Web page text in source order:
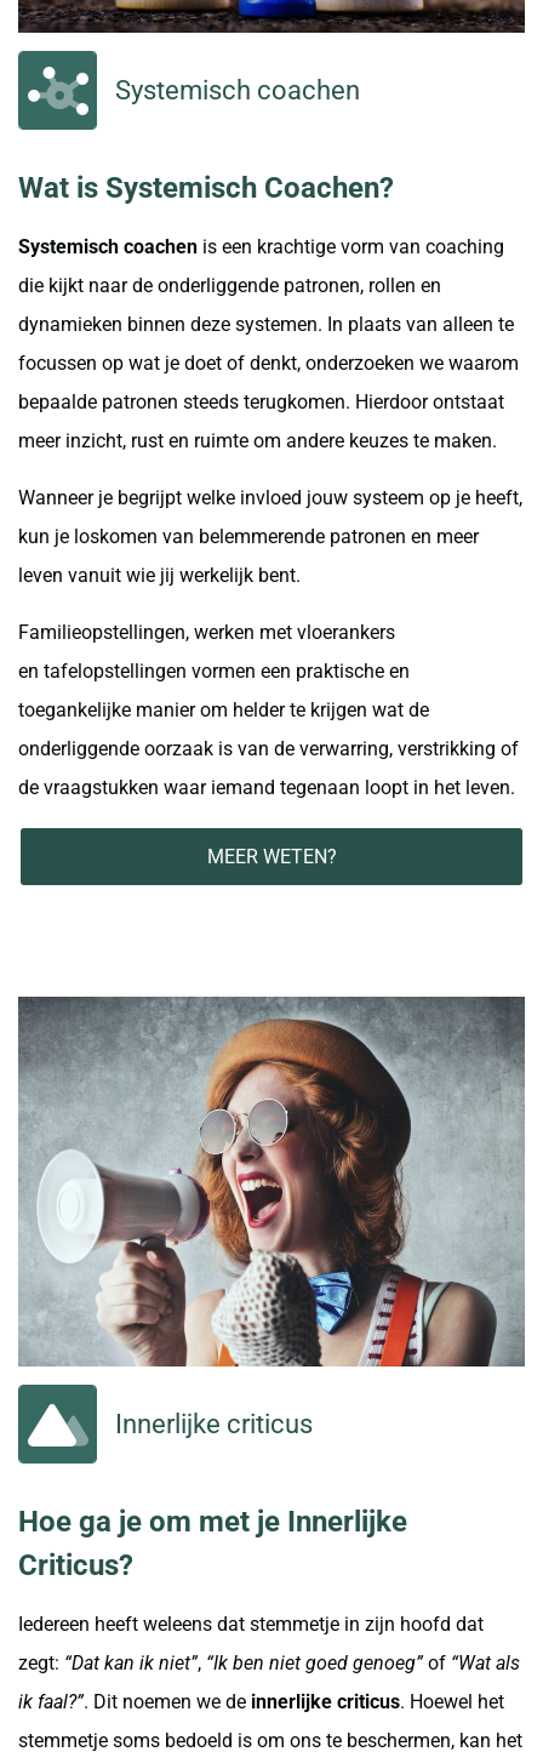
Systemisch coachen
Wat is Systemisch Coachen?
Systemisch coachen is een krachtige vorm van coaching
die kijkt naar de onderliggende patronen, rollen en
dynamieken binnen deze systemen. In plaats van alleen te
focussen op wat je doet of denkt, onderzoeken we waarom
bepaalde patronen steeds terugkomen. Hierdoor ontstaat
meer inzicht, rust en ruimte om andere keuzes te maken.
Wanneer je begrijpt welke invloed jouw systeem op je heeft,
kun je loskomen van belemmerende patronen en meer
leven vanuit wie jij werkelijk bent.
Familieopstellingen, werken met vloerankers
en tafelopstellingen vormen een praktische en
toegankelijke manier om helder te krijgen wat de
onderliggende oorzaak is van de verwarring, verstrikking of
de vraagstukken waar iemand tegenaan loopt in het leven.
MEER WETEN?
Innerlijke criticus
Hoe ga je om met je Innerlijke
Criticus?
Iedereen heeft weleens dat stemmetje in zijn hoofd dat
zegt: “Dat kan ik niet”, “Ik ben niet goed genoeg”of “Wat als
ik faal?”. Dit noemen we de innerlijke criticus. Hoewel het
stemmetje soms bedoeld is om ons te beschermen, kan het